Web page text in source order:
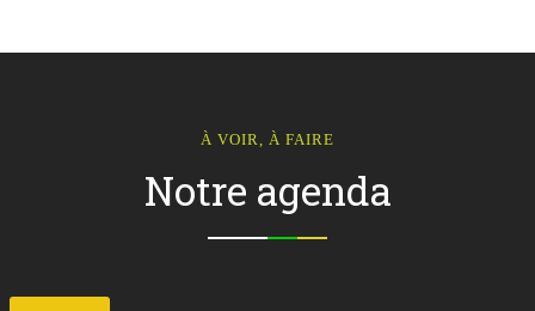
À VOIR, À FAIRE
Notre agenda